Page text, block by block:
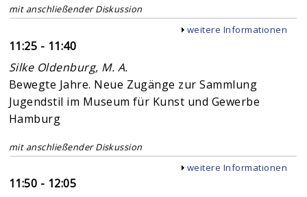
mit anschließender Diskussion
Anzeigen
weitere Informationen
11:25 - 11:40
Silke Oldenburg, M. A.
Bewegte Jahre. Neue Zugänge zur Sammlung
Jugendstil im Museum für Kunst und Gewerbe
Hamburg
mit anschließender Diskussion
Anzeigen
weitere Informationen
11:50 - 12:05